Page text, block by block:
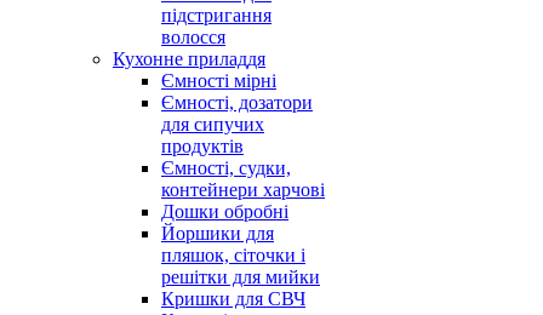
підстригання
волосся
Кухонне приладдя
Ємності мірні
Ємності, дозатори
для сипучих
продуктів
Ємності, судки,
контейнери харчові
Дошки обробні
Йоршики для
пляшок, сіточки і
решітки для мийки
Кришки для СВЧ